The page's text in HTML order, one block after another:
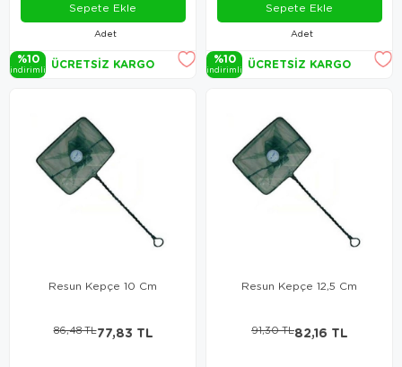
Adet
Sepete Ekle
%10
i̇ndi̇ri̇mli̇ ÜCRETSIZ KARGO
Adet
Sepete Ekle
%10
i̇ndi̇ri̇mli̇ ÜCRETSIZ KARGO
Resun Kepçe 10 Cm
77,83 TL
86,48 TL
Resun Kepçe 12,5 Cm
82,16 TL
91,30 TL